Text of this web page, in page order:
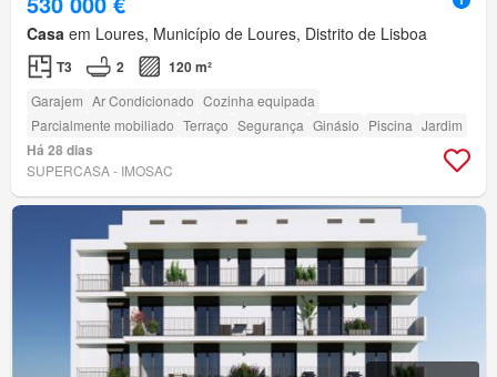
Casa em Loures, Município de Loures, Distrito de Lisboa
T3 2 120 m²
Garajem Ar Condicionado Cozinha equipada
Parcialmente mobiliado Terraço Segurança Ginásio Piscina Jardim
Há 28 dias
SUPERCASA - IMOSAC